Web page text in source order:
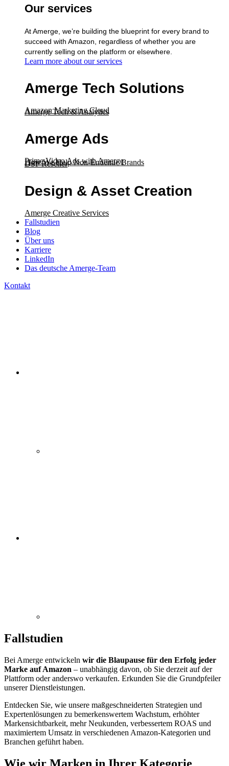
Our services
At Amerge, we’re building the blueprint for every brand to
succeed with Amazon, regardless of whether you are
currently selling on the platform or elsewhere.
Learn more about our services
Amerge Tech Solutions
Amazon Marketing Cloud
Amerge Tech & Analytics
Amerge Ads
Prime Video Ads with Amerge
How We Help Non-Endemic Brands
DSP Reseller
Design & Asset Creation
Amerge Creative Services
Fallstudien
Blog
Über uns
Karriere
LinkedIn
Das deutsche Amerge-Team
Kontakt
Fallstudien
Bei Amerge entwickeln wir die Blaupause für den Erfolg jeder
Marke auf Amazon – unabhängig davon, ob Sie derzeit auf der
Plattform oder anderswo verkaufen. Erkunden Sie die Grundpfeiler
unserer Dienstleistungen.
Entdecken Sie, wie unsere maßgeschneiderten Strategien und
Expertenlösungen zu bemerkenswertem Wachstum, erhöhter
Markensichtbarkeit, mehr Neukunden, verbessertem ROAS und
maximiertem Umsatz in verschiedenen Amazon-Kategorien und
Branchen geführt haben.
Wie wir Marken in Ihrer Kategorie